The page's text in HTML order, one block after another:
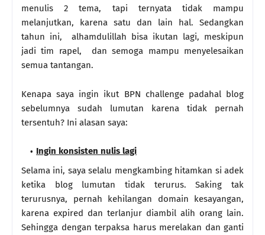
menulis 2 tema, tapi ternyata tidak mampu
melanjutkan, karena satu dan lain hal. Sedangkan
tahun ini, alhamdulillah bisa ikutan lagi, meskipun
jadi tim rapel, dan semoga mampu menyelesaikan
semua tantangan.
Kenapa saya ingin ikut BPN challenge padahal blog
sebelumnya sudah lumutan karena tidak pernah
tersentuh? Ini alasan saya:
Ingin konsisten nulis lagi
Selama ini, saya selalu mengkambing hitamkan si adek
ketika blog lumutan tidak terurus. Saking tak
terurusnya, pernah kehilangan domain kesayangan,
karena expired dan terlanjur diambil alih orang lain.
Sehingga dengan terpaksa harus merelakan dan ganti